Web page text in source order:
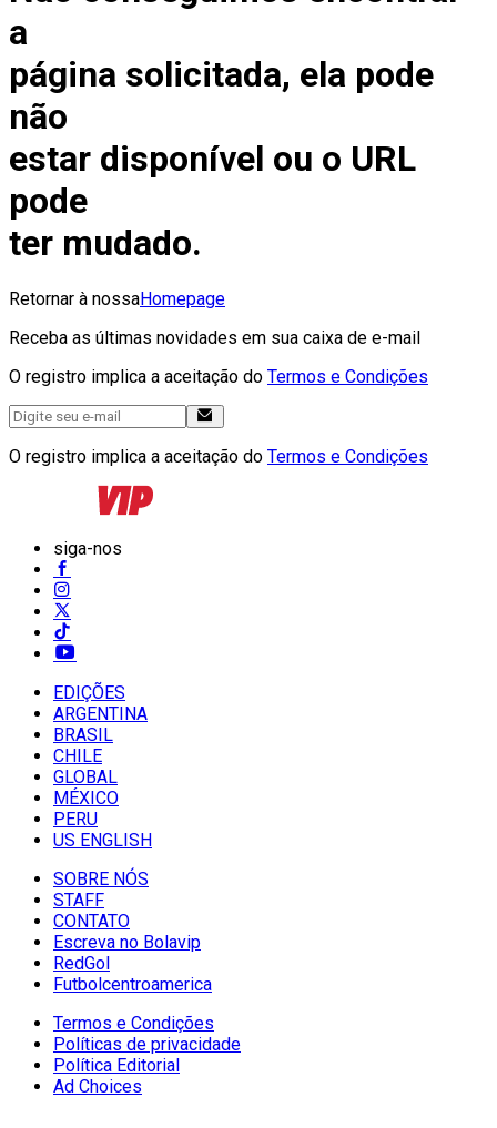
a
página solicitada, ela pode
não
estar disponível ou o URL
pode
ter mudado.
Retornar à nossaHomepage
Receba as últimas novidades em sua caixa de e-mail
O registro implica a aceitação do Termos e Condições
O registro implica a aceitação do Termos e Condições
siga-nos
EDIÇÕES
ARGENTINA
BRASIL
CHILE
GLOBAL
MÉXICO
PERU
US ENGLISH
SOBRE NÓS
STAFF
CONTATO
Escreva no Bolavip
RedGol
Futbolcentroamerica
Termos e Condições
Políticas de privacidade
Política Editorial
Ad Choices